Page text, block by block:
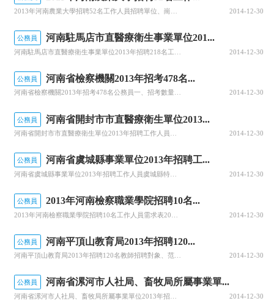
2014-12-30
公務員 河南駐馬店市直醫療衛生事業單位201...
2014-12-30
公務員 河南省檢察機關2013年招考478名...
河南省檢察機關2013年招考478名公務員一、招考數量和職位根據我省檢察機關政法專項編制空缺情況，2013年計劃面向社會統一考試錄用檢察機關公務員478名。報考省檢察院的,應具有全國普通高等院校國家計劃內統招的與報考職位相應專業的全日制碩士研究生以上學歷(含2013年7月底以前畢業的應屆畢業生)，其 2014-12-30
公務員 河南省開封市市直醫療衛生單位2013...
2014-12-30
公務員 河南省虞城縣事業單位2013年招聘工...
河南省虞城縣事業單位2013年招聘工作人員虞城縣特色商務區公開招聘事業單位工作人員6名。招聘條件面向全社會公開招聘具有工商管理、規劃設計、統計、經濟貿易、中文、工程管理、法律及相近專業、全日制本科以上學歷人員。1、具有中華人民共和國國籍；2、擁護黨的基本路線和方針政策，具有良好的政治和思想素質；3、 2014-12-30
公務員 2013年河南檢察職業學院招聘10名...
2014-12-30
公務員 河南平頂山教育局2013年招聘120...
河南平頂山教育局2013年招聘120名教師招聘對象、范圍和條件(一)招聘對象和范圍具有全日制普通院校本科以上學歷(幼兒園教師要求全日制普通院校大專以上學歷)、尚未就業的平頂山戶籍畢業生。生源地是平頂山的應屆畢業生和職業學校急需的特殊專業不限戶籍。(二)報考人員資格條件1.擁護中華人民共和國憲法，擁護 2014-12-30
公務員 河南省漯河市人社局、畜牧局所屬事業單...
2014-12-30